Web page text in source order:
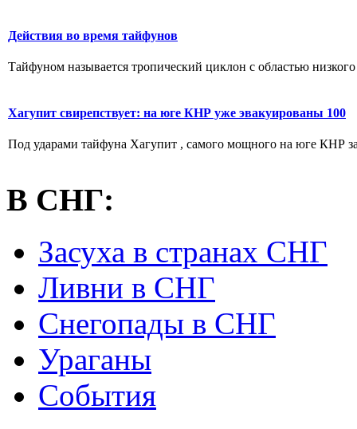
Действия во время тайфунов
Тайфуном называется тропический циклон с областью
Хагупит свирепствует: на юге КНР уже эвакуированы 100
Под ударами тайфуна Хагупит , самого мощного на юге КНР
В СНГ:
Засуха в странах СНГ
Ливни в СНГ
Снегопады в СНГ
Ураганы
События